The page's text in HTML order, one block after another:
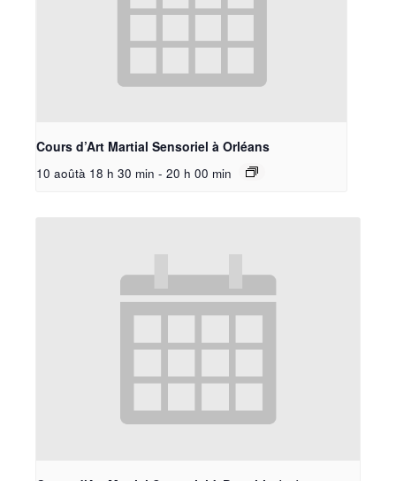
Cours d’Art Martial Sensoriel à Orléans
10 aoûtà 18 h 30 min - 20 h 00 min